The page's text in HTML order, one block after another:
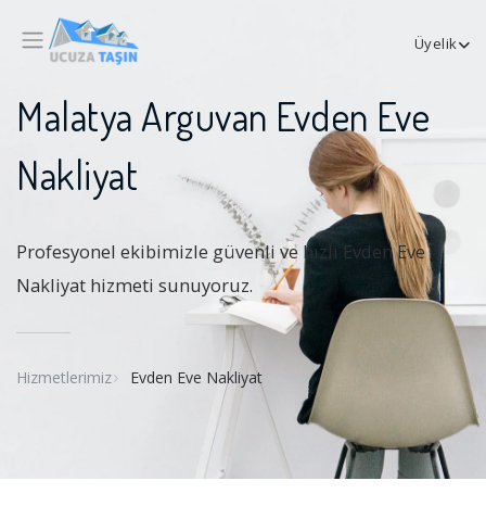
Üyelik
Malatya Arguvan Evden Eve
Nakliyat
Profesyonel ekibimizle güvenli ve hızlı Evden Eve
Nakliyat hizmeti sunuyoruz.
Hizmetlerimiz Evden Eve Nakliyat